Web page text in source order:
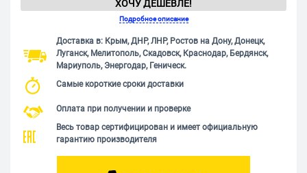
ХОЧУ ДЕШЕВЛЕ!
Подробное описание
Доставка в: Крым, ДНР, ЛНР, Ростов на Дону, Донецк,
Луганск, Мелитополь, Скадовск, Краснодар, Бердянск,
Мариуполь, Энергодар, Геническ.
Самые короткие сроки доставки
Оплата при получении и проверке
Весь товар сертифицирован и имеет официальную
гарантию производителя